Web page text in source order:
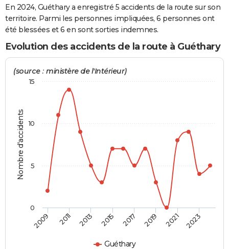
Destinations
City break
Voyage nature
Voyage de noces
Forum
Climat
+
GUIDES D'ACHAT
CARTE DE VOEUX
Carte Bonne année
Carte Saint-Valentin
Carte d'anniversaire
Dictionnaire
Biographies
Citations
Expressions
Proverbes
PROGRAMME TV
COPAINS D'AVANT
S'inscrire
Se connecter
Lycées
Collèges
Primaires
Universités
Entreprises
Service militaire
Avis de recherche
AVIS DE DÉCÈS
FORUM
En 2024, Guéthary a enregistré 5 accidents de la route sur son
territoire. Parmi les personnes impliquées, 6 personnes ont
été blessées et 6 en sont sorties indemnes.
Evolution des accidents de la route à Guéthary
Nombre d'accidents
(source : ministère de l'Intérieur)
Guéthary
2009 2011 2013 2015 2017 2019 2021 2023
0
5
10
15